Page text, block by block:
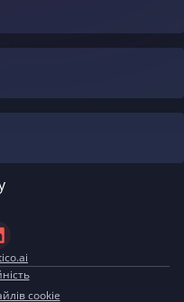
cookie